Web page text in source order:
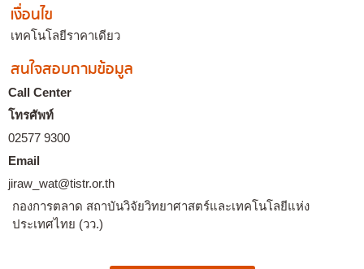
เงื่อนไข
เทคโนโลยีราคาเดียว
สนใจสอบถามข้อมูล
Call Center
โทรศัพท์
02577 9300
Email
jiraw_wat@tistr.or.th
กองการตลาด สถาบันวิจัยวิทยาศาสตร์และเทคโนโลยีแห่ง
ประเทศไทย (วว.)